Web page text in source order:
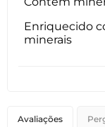
Enriquecido
minerais
Avaliações